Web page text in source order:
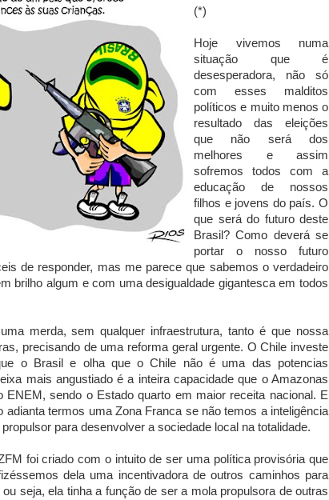
(*)
Hoje vivemos numa
situação que é
desesperadora, não só
com esses malditos
políticos e muito menos o
resultado das eleições
que não será dos
melhores e assim
sofremos todos com a
educação de nossos
filhos e jovens do país. O
que será do futuro deste
Brasil? Como deverá se
portar o nosso futuro
de responder, mas me parece que sabemos o verdadeiro
brilho algum e com uma desigualdade gigantesca em todos
merda, sem qualquer infraestrutura, tanto é que nossa
precisando de uma reforma geral urgente. O Chile investe
o Brasil e olha que o Chile não é uma das potencias
mais angustiado é a inteira capacidade que o Amazonas
ENEM, sendo o Estado quarto em maior receita nacional. E
adianta termos uma Zona Franca se não temos a inteligência
para desenvolver a sociedade local na totalidade.
foi criado com o intuito de ser uma política provisória que
dela uma incentivadora de outros caminhos para
seja, ela tinha a função de ser a mola propulsora de outras